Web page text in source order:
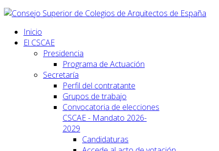
Inicio
El CSCAE
Presidencia
Programa de Actuación
Secretaría
Perfil del contratante
Grupos de trabajo
Convocatoria de elecciones
CSCAE - Mandato 2026-
2029
Candidaturas